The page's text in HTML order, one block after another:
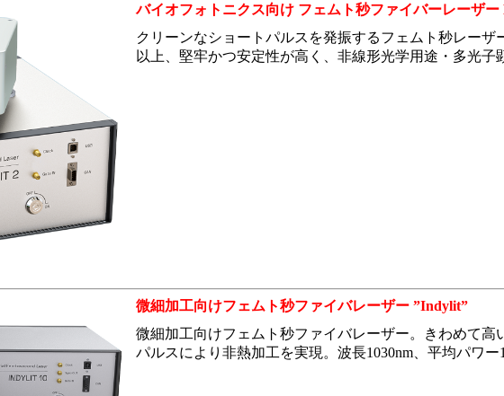
バイオフォトニクス向け フェムト秒ファイバーレーザー
クリーンなショートパルスを発振するフェムト秒レーザ
以上、堅牢かつ安定性が高く、非線形光学用途・多光子
微細加工向けフェムト秒ファイバレーザー ”Indylit”
微細加工向けフェムト秒ファイバレーザー。きわめて
パルスにより非熱加工を実現。波長1030nm、平均パワ